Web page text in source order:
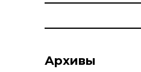
Архивы